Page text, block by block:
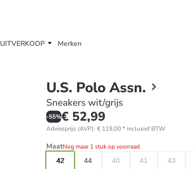
UITVERKOOP Merken
U.S. Polo Assn.
Sneakers wit/grijs
-55%€ 52,99
Adviesprijs (AVP): € 119,00* inclusief BTW
MaatNog maar 1 stuk op voorraad
42
44 40 41 43